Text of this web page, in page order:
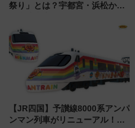
祭り」とは？宇都宮・浜松から
を食べ比べ【7月25日・26日開
催】
【JR四国】予讃線8000系アンパ
ンマン列車がリニューアル！内